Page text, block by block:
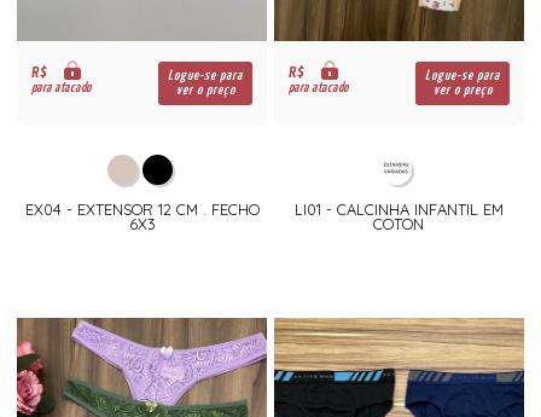
R$
para atacado
Logue-se para
ver o preço
EX04 - EXTENSOR 12 CM . FECHO
6X3
R$
para atacado
Logue-se para
ver o preço
LI01 - CALCINHA INFANTIL EM
COTON